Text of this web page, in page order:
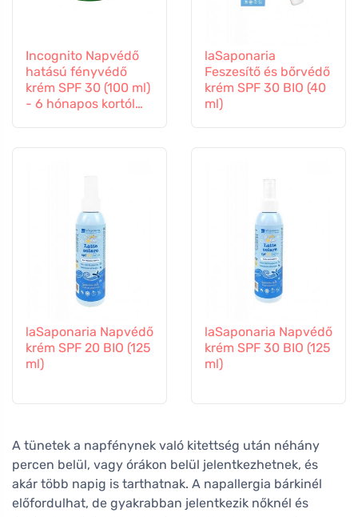
Incognito Napvédő
hatású fényvédő
krém SPF 30 (100 ml)
- 6 hónapos kortól
laSaponaria
Feszesítő és bőrvédő
krém SPF 30 BIO (40
ml)
laSaponaria Napvédő
krém SPF 20 BIO (125
ml)
laSaponaria Napvédő
krém SPF 30 BIO (125
ml)
A tünetek a napfénynek való kitettség után néhány
percen belül, vagy órákon belül jelentkezhetnek, és
akár több napig is tarthatnak. A napallergia bárkinél
előfordulhat, de gyakrabban jelentkezik nőknél és